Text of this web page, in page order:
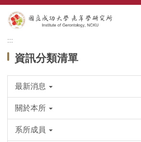
跳
到
主
:::
資訊分類清單
最新消息
關於本所
系所成員